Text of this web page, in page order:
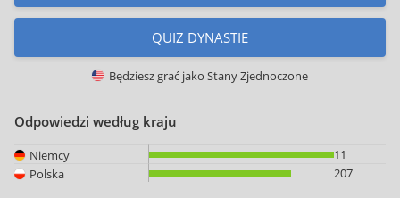
QUIZ DYNASTIE
Będziesz grać jako Stany Zjednoczone
Odpowiedzi według kraju
Niemcy
11
Polska
207